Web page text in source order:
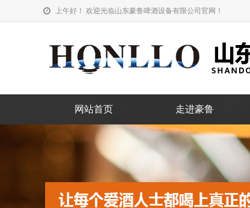
上午好！ 欢迎光临山东豪鲁啤酒设备有限公司官网！
网站首页 走进豪鲁